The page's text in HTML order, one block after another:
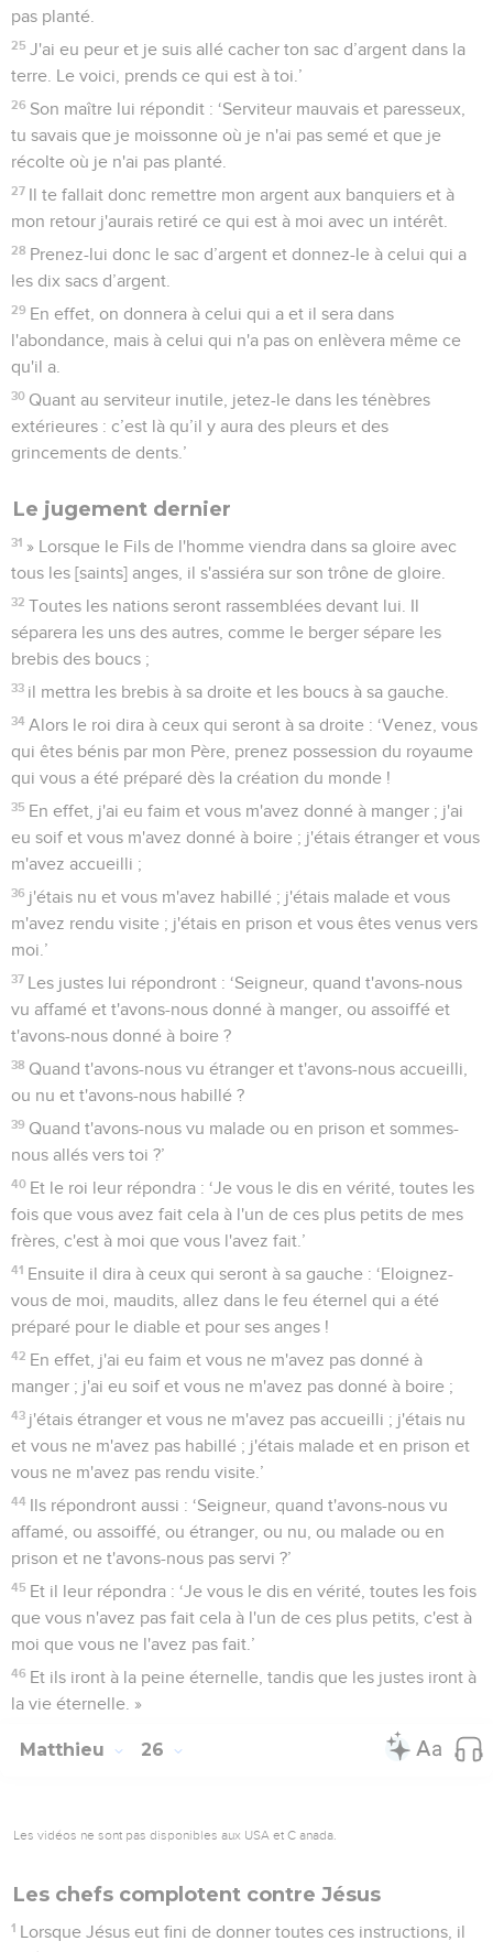
pas planté.
25 J'ai eu peur et je suis allé cacher ton sac d’argent dans la
terre. Le voici, prends ce qui est à toi.’
26 Son maître lui répondit : ‘Serviteur mauvais et paresseux,
tu savais que je moissonne où je n'ai pas semé et que je
récolte où je n'ai pas planté.
27 Il te fallait donc remettre mon argent aux banquiers et à
mon retour j'aurais retiré ce qui est à moi avec un intérêt.
28 Prenez-lui donc le sac d’argent et donnez-le à celui qui a
les dix sacs d’argent.
29 En effet, on donnera à celui qui a et il sera dans
l'abondance, mais à celui qui n'a pas on enlèvera même ce
qu'il a.
30 Quant au serviteur inutile, jetez-le dans les ténèbres
extérieures : c’est là qu’il y aura des pleurs et des
grincements de dents.’
Le jugement dernier
31 » Lorsque le Fils de l'homme viendra dans sa gloire avec
tous les [saints] anges, il s'assiéra sur son trône de gloire.
32 Toutes les nations seront rassemblées devant lui. Il
séparera les uns des autres, comme le berger sépare les
brebis des boucs ;
33 il mettra les brebis à sa droite et les boucs à sa gauche.
34 Alors le roi dira à ceux qui seront à sa droite : ‘Venez, vous
qui êtes bénis par mon Père, prenez possession du royaume
qui vous a été préparé dès la création du monde !
35 En effet, j'ai eu faim et vous m'avez donné à manger ; j'ai
eu soif et vous m'avez donné à boire ; j'étais étranger et vous
m'avez accueilli ;
36 j'étais nu et vous m'avez habillé ; j'étais malade et vous
m'avez rendu visite ; j'étais en prison et vous êtes venus vers
moi.’
37 Les justes lui répondront : ‘Seigneur, quand t'avons-nous
vu affamé et t'avons-nous donné à manger, ou assoiffé et
t'avons-nous donné à boire ?
38 Quand t'avons-nous vu étranger et t'avons-nous accueilli,
ou nu et t'avons-nous habillé ?
39 Quand t'avons-nous vu malade ou en prison et sommes-
nous allés vers toi ?’
40 Et le roi leur répondra : ‘Je vous le dis en vérité, toutes les
fois que vous avez fait cela à l'un de ces plus petits de mes
frères, c'est à moi que vous l'avez fait.’
41 Ensuite il dira à ceux qui seront à sa gauche : ‘Eloignez-
vous de moi, maudits, allez dans le feu éternel qui a été
préparé pour le diable et pour ses anges !
42 En effet, j'ai eu faim et vous ne m'avez pas donné à
manger ; j'ai eu soif et vous ne m'avez pas donné à boire ;
43 j'étais étranger et vous ne m'avez pas accueilli ; j'étais nu
et vous ne m'avez pas habillé ; j'étais malade et en prison et
vous ne m'avez pas rendu visite.’
44 Ils répondront aussi : ‘Seigneur, quand t'avons-nous vu
affamé, ou assoiffé, ou étranger, ou nu, ou malade ou en
prison et ne t'avons-nous pas servi ?’
45 Et il leur répondra : ‘Je vous le dis en vérité, toutes les fois
que vous n'avez pas fait cela à l'un de ces plus petits, c'est à
moi que vous ne l'avez pas fait.’
46 Et ils iront à la peine éternelle, tandis que les justes iront à
la vie éternelle. »
Matthieu 26
Les vidéos ne sont pas disponibles aux USA et C anada.
Les chefs complotent contre Jésus
1 Lorsque Jésus eut fini de donner toutes ces instructions, il